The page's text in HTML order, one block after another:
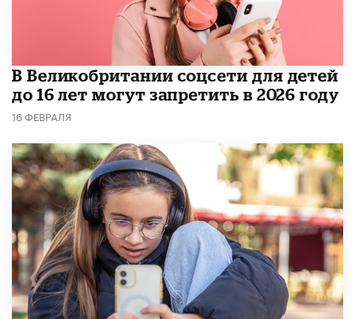
В Великобритании соцсети для детей
до 16 лет могут запретить в 2026 году
16 ФЕВРАЛЯ